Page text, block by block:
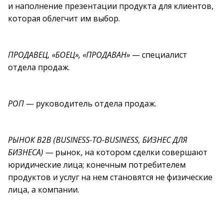
и наполнение презентации продукта для клиентов,
которая облегчит им выбор.
ПРОДАВЕЦ, «БОЕЦ», «ПРОДАВАН» — специалист
отдела продаж.
РОП — руководитель отдела продаж.
РЫНОК В2В (BUSINESS-TO-BUSINESS, БИЗНЕС ДЛЯ
БИЗНЕСА) — рынок, на котором сделки совершают
юридические лица; конечным потребителем
продуктов и услуг на нем становятся не физические
лица, а компании.